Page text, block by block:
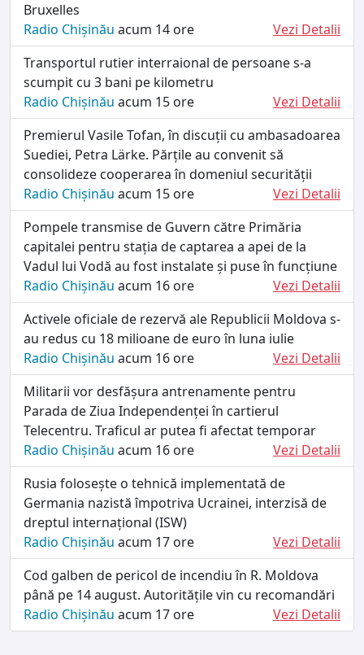
Bruxelles
Radio Chișinău acum 14 ore
Vezi Detalii
Transportul rutier interraional de persoane s-a
scumpit cu 3 bani pe kilometru
Radio Chișinău acum 15 ore
Vezi Detalii
Premierul Vasile Tofan, în discuții cu ambasadoarea
Suediei, Petra Lärke. Părțile au convenit să
consolideze cooperarea în domeniul securității
Radio Chișinău acum 15 ore
Vezi Detalii
Pompele transmise de Guvern către Primăria
capitalei pentru stația de captarea a apei de la
Vadul lui Vodă au fost instalate și puse în funcțiune
Radio Chișinău acum 16 ore
Vezi Detalii
Activele oficiale de rezervă ale Republicii Moldova s-
au redus cu 18 milioane de euro în luna iulie
Radio Chișinău acum 16 ore
Vezi Detalii
Militarii vor desfășura antrenamente pentru
Parada de Ziua Independenței în cartierul
Telecentru. Traficul ar putea fi afectat temporar
Radio Chișinău acum 16 ore
Vezi Detalii
Rusia folosește o tehnică implementată de
Germania nazistă împotriva Ucrainei, interzisă de
dreptul internațional (ISW)
Radio Chișinău acum 17 ore
Vezi Detalii
Cod galben de pericol de incendiu în R. Moldova
până pe 14 august. Autoritățile vin cu recomandări
Radio Chișinău acum 17 ore Vezi Detalii